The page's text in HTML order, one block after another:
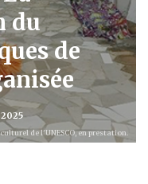
du
de
2025
de l'UNESCO, en prestation.